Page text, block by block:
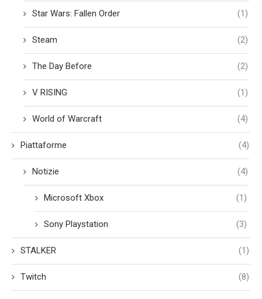
Star Wars: Fallen Order (1)
Steam (2)
The Day Before (2)
V RISING (1)
World of Warcraft (4)
Piattaforme (4)
Notizie (4)
Microsoft Xbox (1)
Sony Playstation (3)
STALKER (1)
Twitch (8)